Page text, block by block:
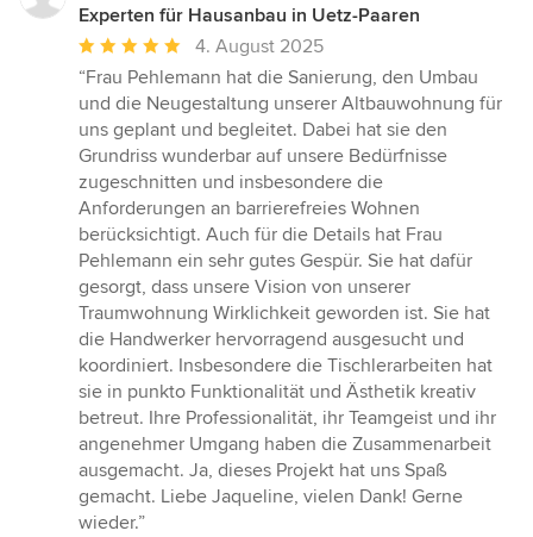
Experten für Hausanbau in Uetz-Paaren
Durchschnittliche
Bewertung:
5
von
5
Sternen
4. August 2025
“Frau Pehlemann hat die Sanierung, den Umbau
und die Neugestaltung unserer Altbauwohnung für
uns geplant und begleitet. Dabei hat sie den
Grundriss wunderbar auf unsere Bedürfnisse
zugeschnitten und insbesondere die
Anforderungen an barrierefreies Wohnen
berücksichtigt. Auch für die Details hat Frau
Pehlemann ein sehr gutes Gespür. Sie hat dafür
gesorgt, dass unsere Vision von unserer
Traumwohnung Wirklichkeit geworden ist. Sie hat
die Handwerker hervorragend ausgesucht und
koordiniert. Insbesondere die Tischlerarbeiten hat
sie in punkto Funktionalität und Ästhetik kreativ
betreut. Ihre Professionalität, ihr Teamgeist und ihr
angenehmer Umgang haben die Zusammenarbeit
ausgemacht. Ja, dieses Projekt hat uns Spaß
gemacht. Liebe Jaqueline, vielen Dank! Gerne
wieder.”